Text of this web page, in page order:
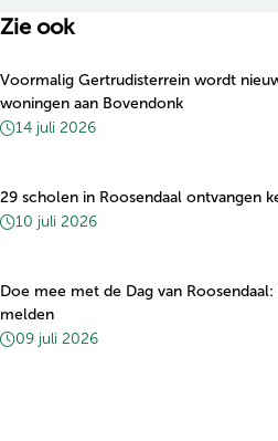
Zie ook
Voormalig Gertrudisterrein wordt
woningen aan Bovendonk
14 juli 2026
29 scholen in Roosendaal ontvangen
10 juli 2026
Doe mee met de Dag van
melden
09 juli 2026